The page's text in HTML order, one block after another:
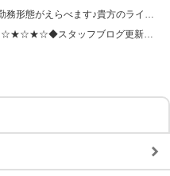
当社は3種類の勤務形態がえらべます♪貴方のライフスタイルに合わせて働いて下さい！
★☆★☆★☆★☆★☆★☆◆スタッフブログ更新中◆http://bit.ly/1iQ8S7j▲▲▲CHECK▲▲▲★☆★☆★☆★☆★☆★☆1.WEBスタッフ2.カメラマン3.デザイナー4.システムエンジニア雇用形態：社員給与：月給18万円～40万円スタート＋能力給新事業開拓の為大・大・大募集!!!!!もちろん風俗未経験の方でも大丈夫です！経験者ならもちろん即採用！！業界のカメラマンやデザイナーでなくても技術がある方でしたら大歓迎です！！スキルを身につけて新しい可能性を見出しませんか！？【応募資格】●WEBスタッフ・WEBサイト制作実務経験1年以上の方・W3Cに応じた検索エンジンに好まれるHTML、CSSのコーディング技術必須・PhotoShop/Illustrator/Flash/Dreamweaverなどのソフトウェア使用経験者。●カメラマン応募資格・20歳～40歳位迄・社会常識の有る方・やる気の有る方・カメラマン経験者、またはアシスタント経験者の方。・基本的なPhoto技術のある方。●デザイナー・Webデザイン・ FLASH作成 WEBサイトのトップページデザイン及び、各ページのデザイン、ロゴ作成、などデザイン・ライティングに自信がある方からのご応募をお待ちしております。●システムエンジニア・プログラミングの実務経験1年以上の方・サーバー管理経験者の方・PHP、JavaScript、CGI、Flash ActionScriptによるプログラミング。VBやVC、ASP等によるアプリケーション開発を行える方のご応募をお待ちしております。